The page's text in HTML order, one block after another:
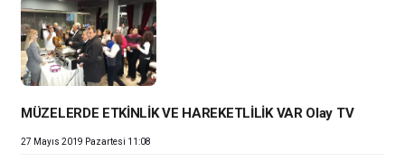
MÜZELERDE ETKİNLİK VE HAREKETLİLİK VAR Olay TV
27 Mayıs 2019 Pazartesi 11:08